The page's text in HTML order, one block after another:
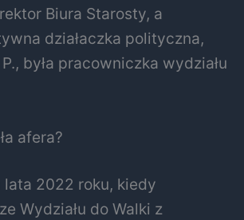
Biura Starosty, a
działaczka polityczna,
była pracowniczka wydziału
afera?
lata 2022 roku, kiedy
Wydziału do Walki z